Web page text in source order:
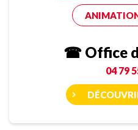
☎ Office
04 79